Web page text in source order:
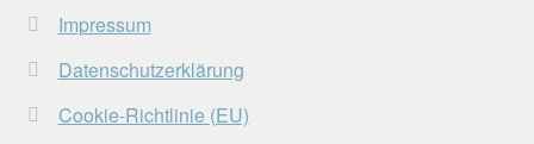
Impressum
Datenschutzerklärung
Cookie-Richtlinie (EU)